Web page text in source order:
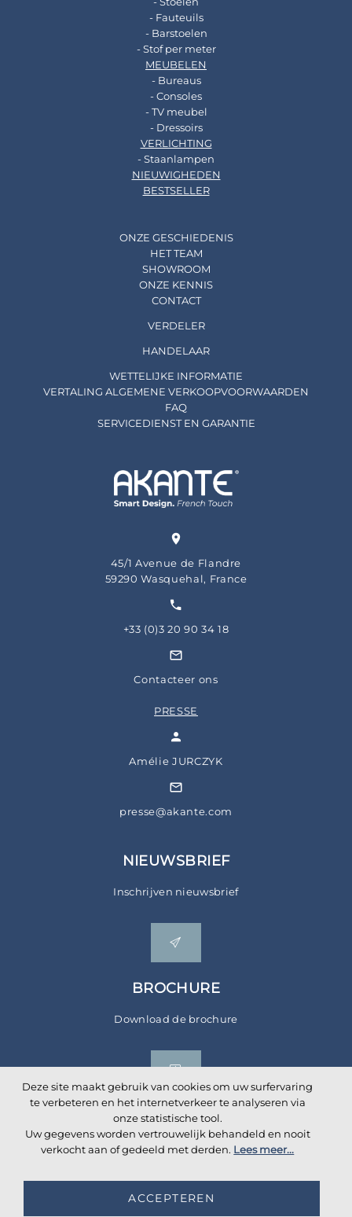
- Fauteuils
- Barstoelen
- Stof per meter
MEUBELEN
- Bureaus
- Consoles
- TV meubel
- Dressoirs
VERLICHTING
- Staanlampen
NIEUWIGHEDEN
BESTSELLER
ONZE GESCHIEDENIS
HET TEAM
SHOWROOM
ONZE KENNIS
CONTACT
VERDELER
HANDELAAR
WETTELIJKE INFORMATIE
VERTALING ALGEMENE VERKOOPVOORWAARDEN
FAQ
SERVICEDIENST EN GARANTIE
45/1 Avenue de Flandre
59290 Wasquehal, France
+33 (0)3 20 90 34 18
Contacteer ons
PRESSE
Amélie JURCZYK
presse@akante.com
NIEUWSBRIEF
Inschrijven nieuwsbrief
BROCHURE
Download de brochure
Sociale netwerken
Deze site maakt gebruik van cookies om uw surfervaring
te verbeteren en het internetverkeer te analyseren via
onze statistische tool.
Uw gegevens worden vertrouwelijk behandeld en nooit
verkocht aan of gedeeld met derden. Lees meer...
ACCEPTEREN